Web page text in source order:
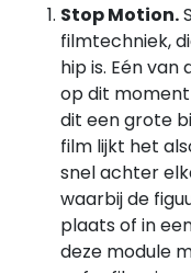
Stop Motion.
filmtechniek,
hip is. Eén
op dit moment
dit een grote
film lijkt het
snel achter
waarbij de
plaats of in
deze module